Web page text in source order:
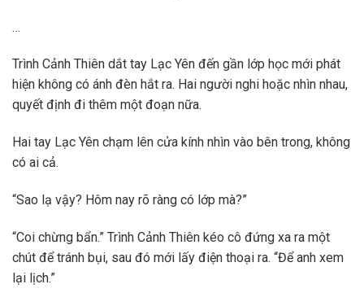
…
Trình Cảnh Thiên dắt tay Lạc Yên đến gần lớp học mới phát
hiện không có ánh đèn hắt ra. Hai người nghi hoặc nhìn nhau,
quyết định đi thêm một đoạn nữa.
Hai tay Lạc Yên chạm lên cửa kính nhìn vào bên trong, không
có ai cả.
“Sao lạ vậy? Hôm nay rõ ràng có lớp mà?”
“Coi chừng bẩn.” Trình Cảnh Thiên kéo cô đứng xa ra một
chút để tránh bụi, sau đó mới lấy điện thoại ra. “Để anh xem
lại lịch.”